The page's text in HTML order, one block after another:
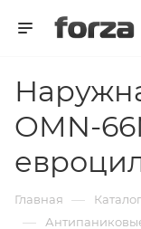
OMN-
Главная — Каталог
—